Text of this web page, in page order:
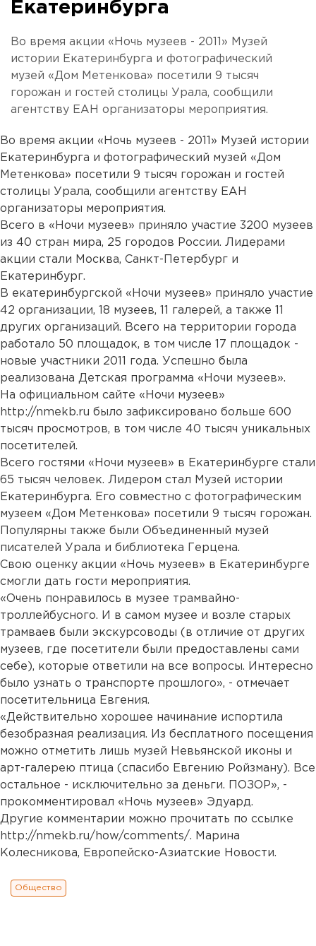
Екатеринбурга
Во время акции «Ночь музеев - 2011» Музей
истории Екатеринбурга и фотографический
музей «Дом Метенкова» посетили 9 тысяч
горожан и гостей столицы Урала, сообщили
агентству ЕАН организаторы мероприятия.
Во время акции «Ночь музеев - 2011» Музей истории
Екатеринбурга и фотографический музей «Дом
Метенкова» посетили 9 тысяч горожан и гостей
столицы Урала, сообщили агентству ЕАН
организаторы мероприятия.
Всего в «Ночи музеев» приняло участие 3200 музеев
из 40 стран мира, 25 городов России. Лидерами
акции стали Москва, Санкт-Петербург и
Екатеринбург.
В екатеринбургской «Ночи музеев» приняло участие
42 организации, 18 музеев, 11 галерей, а также 11
других организаций. Всего на территории города
работало 50 площадок, в том числе 17 площадок -
новые участники 2011 года. Успешно была
реализована Детская программа «Ночи музеев».
На официальном сайте «Ночи музеев»
http://nmekb.ru было зафиксировано больше 600
тысяч просмотров, в том числе 40 тысяч уникальных
посетителей.
Всего гостями «Ночи музеев» в Екатеринбурге стали
65 тысяч человек. Лидером стал Музей истории
Екатеринбурга. Его совместно с фотографическим
музеем «Дом Метенкова» посетили 9 тысяч горожан.
Популярны также были Объединенный музей
писателей Урала и библиотека Герцена.
Свою оценку акции «Ночь музеев» в Екатеринбурге
смогли дать гости мероприятия.
«Очень понравилось в музее трамвайно-
троллейбусного. И в самом музее и возле старых
трамваев были экскурсоводы (в отличие от других
музеев, где посетители были предоставлены сами
себе), которые ответили на все вопросы. Интересно
было узнать о транспорте прошлого», - отмечает
посетительница Евгения.
«Действительно хорошее начинание испортила
безобразная реализация. Из бесплатного посещения
можно отметить лишь музей Невьянской иконы и
арт-галерею птица (спасибо Евгению Ройзману). Все
остальное - исключительно за деньги. ПОЗОР», -
прокомментировал «Ночь музеев» Эдуард.
Другие комментарии можно прочитать по ссылке
http://nmekb.ru/how/comments/. Марина
Колесникова, Европейско-Азиатские Новости.
Общество